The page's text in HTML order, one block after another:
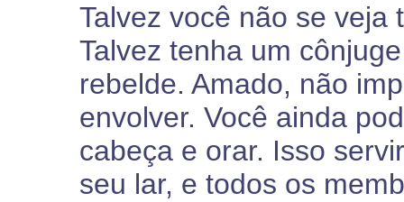
Talvez você não se
Talvez tenha um
rebelde. Amado, não
envolver. Você ainda
cabeça e orar. Isso
seu lar, e todos os